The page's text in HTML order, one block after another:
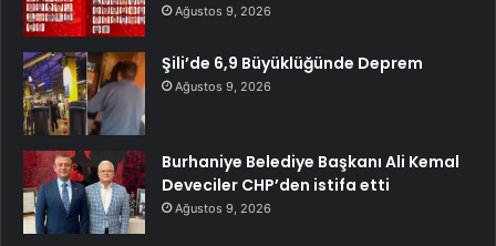
Ağustos 9, 2026
Şili’de 6,9 Büyüklüğünde Deprem
Ağustos 9, 2026
Burhaniye Belediye Başkanı Ali Kemal
Deveciler CHP’den istifa etti
Ağustos 9, 2026